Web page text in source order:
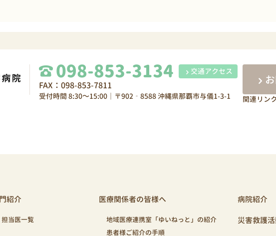
098-853-3134
FAX：098-853-7811
交通アクセス
受付時間 8:30～15:00｜〒902‐8588 沖縄県那覇市与儀1-3-1 関連リン
紹介
当医一覧
医療関係者の皆様へ
地域医療連携室「ゆいねっと」の紹介
患者様ご紹介の手順
病院紹介
災害救護